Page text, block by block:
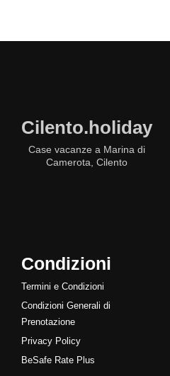
Cilento.holiday
Case vacanze a Marina di
Camerota, Cilento
Condizioni
Termini e Condizioni
Condizioni Generali di
Prenotazione
Privacy Policy
BeSafe Rate Plus